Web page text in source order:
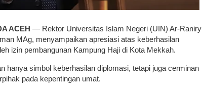
ACEH — Rektor Universitas Islam Negeri (UIN) Ar-Raniry
MAg, menyampaikan apresiasi atas keberhasilan
izin pembangunan Kampung Haji di Kota Mekkah.
hanya simbol keberhasilan diplomasi, tetapi juga cerminan
pada kepentingan umat.